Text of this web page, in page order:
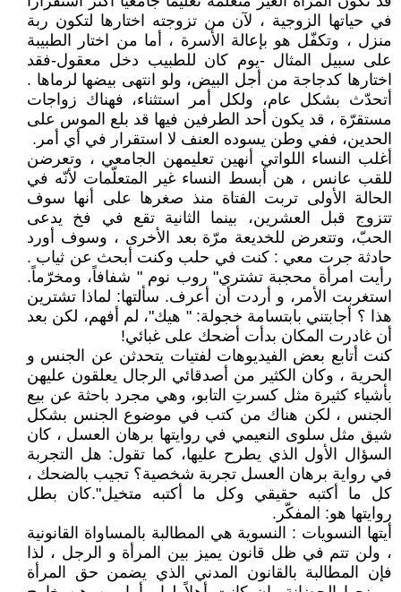
في حياتها الزوجية ، لآن من تزوجته اختارها لتكون ربة
منزل ، وتكفّل هو بإعالة الأسرة ، أما من اختار الطبيبة
على سبيل المثال -يوم كان للطبيب دخل معقول-فقد
اختارها كدجاجة من أجل البيض، ولو انتهى بيضها لرماها .
أتحدّث بشكل عام، ولكل أمر استثناء، فهناك زواجات
مستقرّة ، قد يكون أحد الطرفين فيها قد بلع الموس على
الحدين، ففي وطن يسوده العنف لا استقرار في أي أمر.
أغلب النساء اللواتي أنهين تعليمهن الجامعي ، وتعرضن
للقب عانس ، هن أبسط النساء غير المتعلّمات لأنّه في
الحالة الأولى تربت الفتاة منذ صغرها على أنها سوف
تتزوج قبل العشرين، بينما الثانية تقع في فخ يدعى
الحبّ، وتتعرض للخديعة مرّة بعد الأخرى ، وسوف أورد
حادثة جرت معي : كنت في حلب وكنت أبحث عن ثياب .
رأيت امرأة محجبة تشتري" روب نوم " شفافاً، ومخرّماً.
استغربت الأمر، و أردت أن أعرف. سألتها: لماذا تشترين
هذا ؟ أجابتني بابتسامة خجولة: " هيك"، لم أفهم، لكن بعد
أن غادرت المكان بدأت أضحك على غبائي!
كنت أتابع بعض الفيديوهات لفتيات يتحدثن عن الجنس و
الحرية ، وكان الكثير من أصدقائي الرجال يعلقون عليهن
بأشياء كثيرة مثل كسرتِ التابو، وهي مجرد باحثة عن بيع
الجنس ، لكن هناك من كتب في موضوع الجنس بشكل
شيق مثل سلوى النعيمي في روايتها برهان العسل ، كان
السؤال الأول الذي يطرح عليها، كما تقول: هل التجربة
في رواية برهان العسل تجربة شخصية؟ تجيب بالضحك ،
كل ما أكتبه حقيقي وكل ما أكتبه متخيل".كان بطل
روايتها هو: المفكّر.
أيتها النسويات : النسوية هي المطالبة بالمساواة القانونية
، ولن تتم في ظل قانون يميز بين المرأة و الرجل ، لذا
فإن المطالبة بالقانون المدني الذي يضمن حق المرأة